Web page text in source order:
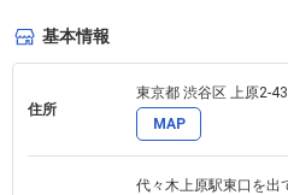
基本情報
住所
東京都 渋谷区 上原2-
MAP
代々木上原駅東口を出